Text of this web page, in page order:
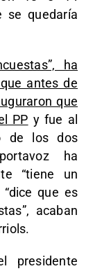
se quedaría
ha
antes de
que
PP y fue al
de los dos
ha
“tiene un
que es
acaban
presidente